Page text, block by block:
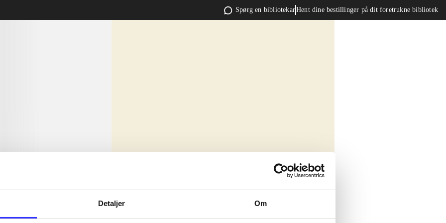
Detaljer Om
Spørg en bibliotekarHent dine bestillinger på dit foretrukne bibliotek
sit amet ...
sit amet ...